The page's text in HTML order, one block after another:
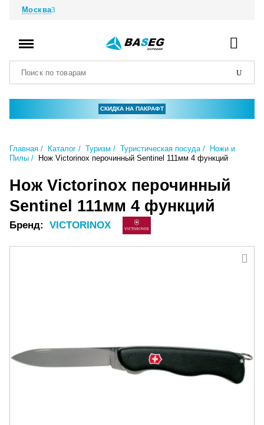
Москва
СКИДКА НА ПАКРАФТ
Главная Каталог Туризм Туристическая посуда
Ножи и
Пилы
Нож Victorinox перочинный Sentinel 111мм 4 функций
Нож Victorinox перочинный
Sentinel 111мм 4 функций
Бренд: VICTORINOX